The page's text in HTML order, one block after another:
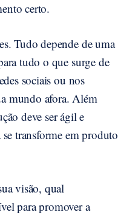
certo.
Tudo depende de uma
tudo o que surge de
sociais ou nos
mundo afora. Além
deve ser ágil e
transforme em produto
visão, qual
para promover a